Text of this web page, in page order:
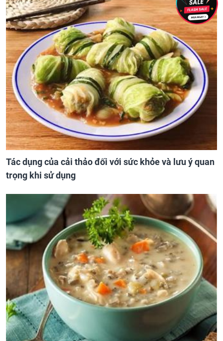
Tác dụng của cải thảo đối với sức khỏe và lưu ý quan
trọng khi sử dụng